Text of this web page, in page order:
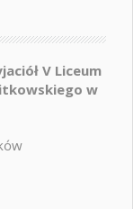
V Liceum
w